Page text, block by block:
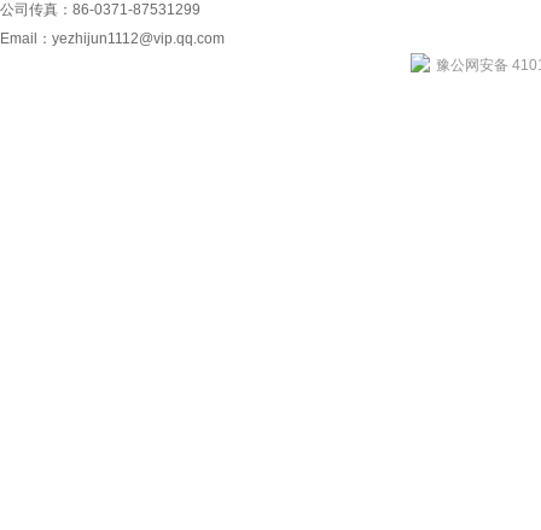
公司传真：86-0371-87531299
Email： yezhijun1112@vip.qq.com
豫公网安备